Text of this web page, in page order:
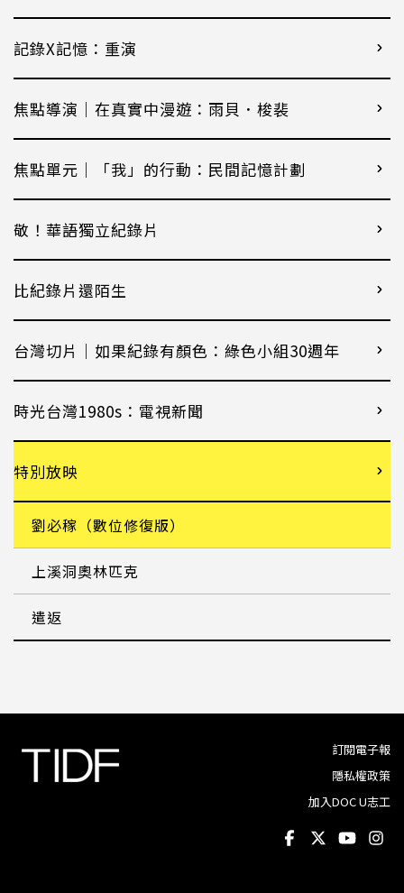
記錄X記憶：重演
焦點導演｜在真實中漫遊：雨貝．梭裴
焦點單元｜「我」的行動：民間記憶計劃
敬！華語獨立紀錄片
比紀錄片還陌生
台灣切片｜如果紀錄有顏色：綠色小組30週年
時光台灣1980s：電視新聞
特別放映
劉必稼（數位修復版）
上溪洞奧林匹克
遣返
訂閱電子報
隱私權政策
加入DOC U志工